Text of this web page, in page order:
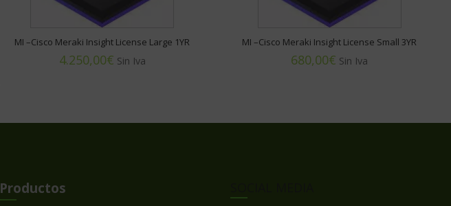
MI –Cisco Meraki Insight License Large 1YR
€
MI –Cisco Meraki Insight License Small 3YR
€
Productos